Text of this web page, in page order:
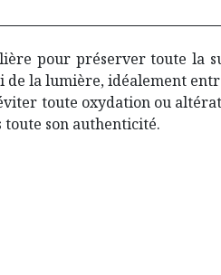
pour préserver toute la
la lumière, idéalement
toute oxydation ou
toute son authenticité.